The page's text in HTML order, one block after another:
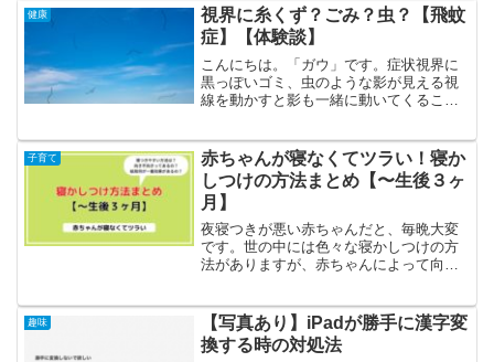
い？ 苦しい？口からと鼻からどっちが
いい？胃カメラをやる意味は...
健康
視界に糸くず？ごみ？虫？【飛蚊
症】【体験談】
こんにちは。「ガウ」です。症状視界に
黒っぽいゴミ、虫のような影が見える視
線を動かすと影も一緒に動いてくるこの
突然に、あるいは、いつの間にか目の前
に蚊やゴミのような物が飛...
子育て
赤ちゃんが寝なくてツラい！寝か
しつけの方法まとめ【〜生後３ヶ
月】
夜寝つきが悪い赤ちゃんだと、毎晩大変
です。世の中には色々な寝かしつけの方
法がありますが、赤ちゃんによって向き
紹介します。
趣味
【写真あり】iPadが勝手に漢字変
換する時の対処法